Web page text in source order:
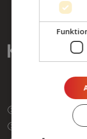
Om webbplatsen